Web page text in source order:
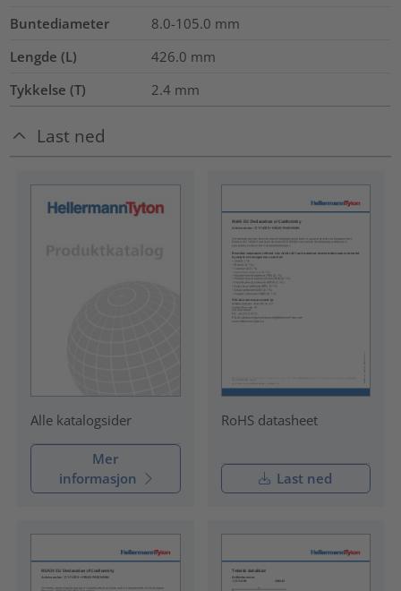
Buntediameter
8.0-105.0 mm
Lengde (L)
426.0 mm
Tykkelse (T)
2.4 mm
Last ned
Alle katalogsider
Mer
informasjon
RoHS datasheet
Last ned